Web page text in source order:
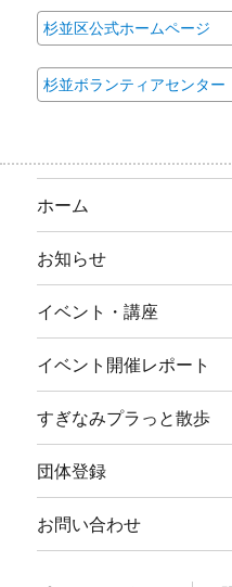
杉並区公式ホームページ
杉並ボランティアセンター
ホーム
お知らせ
イベント・講座
イベント開催レポート
すぎなみプラっと散歩
団体登録
お問い合わせ